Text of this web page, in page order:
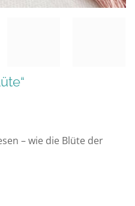
– wie die Blüte der